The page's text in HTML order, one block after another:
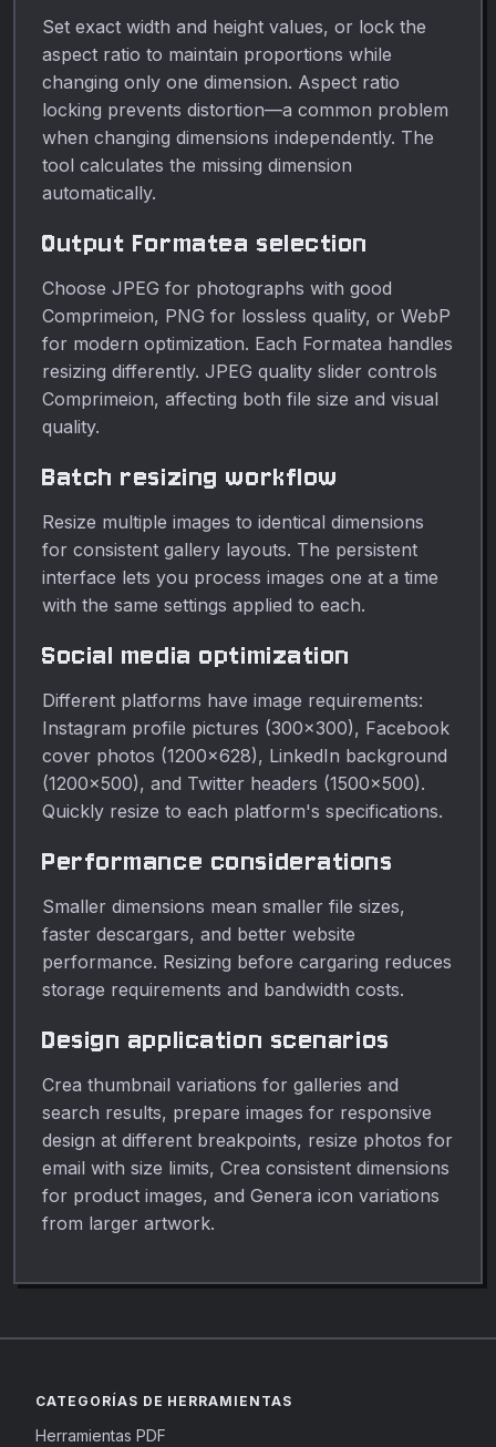
Set exact width and height values, or lock the
aspect ratio to maintain proportions while
changing only one dimension. Aspect ratio
locking prevents distortion—a common problem
when changing dimensions independently. The
tool calculates the missing dimension
automatically.
Output Formatea selection
Choose JPEG for photographs with good
Comprimeion, PNG for lossless quality, or WebP
for modern optimization. Each Formatea handles
resizing differently. JPEG quality slider controls
Comprimeion, affecting both file size and visual
quality.
Batch resizing workflow
Resize multiple images to identical dimensions
for consistent gallery layouts. The persistent
interface lets you process images one at a time
with the same settings applied to each.
Social media optimization
Different platforms have image requirements:
Instagram profile pictures (300×300), Facebook
cover photos (1200×628), LinkedIn background
(1200×500), and Twitter headers (1500×500).
Quickly resize to each platform's specifications.
Performance considerations
Smaller dimensions mean smaller file sizes,
faster descargars, and better website
performance. Resizing before cargaring reduces
storage requirements and bandwidth costs.
Design application scenarios
Crea thumbnail variations for galleries and
search results, prepare images for responsive
design at different breakpoints, resize photos for
email with size limits, Crea consistent dimensions
for product images, and Genera icon variations
from larger artwork.
CATEGORÍAS DE HERRAMIENTAS
Herramientas PDF